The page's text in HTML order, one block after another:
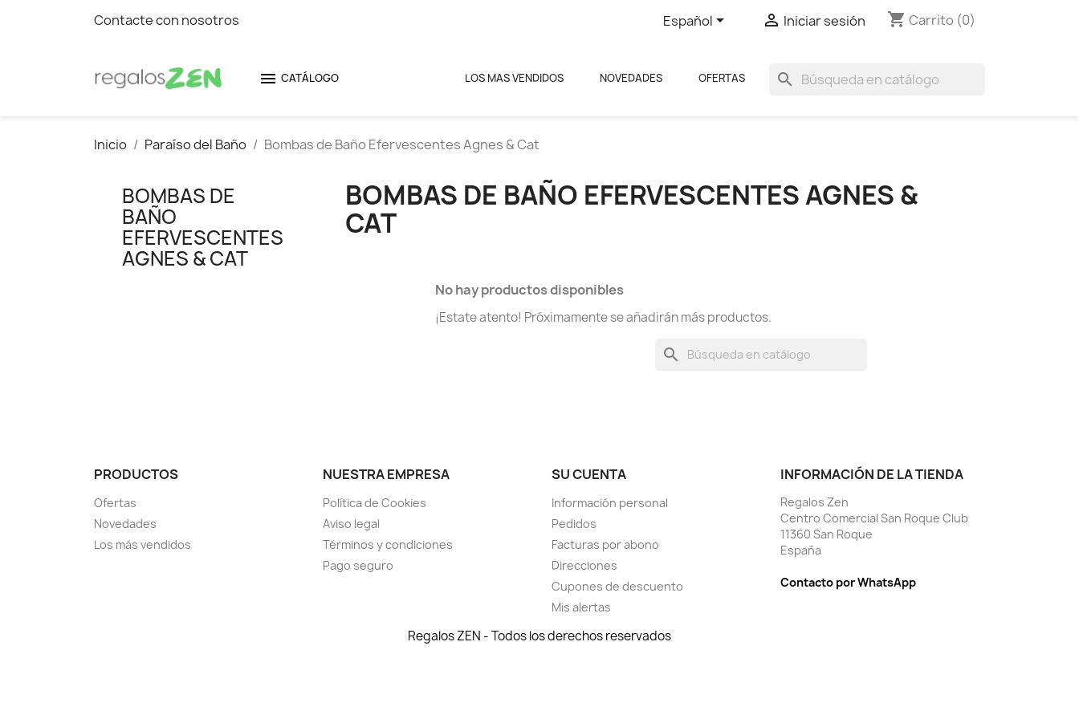
Contacte con nosotros Español  Iniciar sesión shopping_cart Carrito (0)
search
OFERTAS
NOVEDADES
LOS MAS VENDIDOS
 CATÁLOGO
Inicio Paraíso del Baño Bombas de Baño Efervescentes Agnes & Cat
BOMBAS DE
BAÑO
EFERVESCENTES
AGNES & CAT
BOMBAS DE BAÑO EFERVESCENTES AGNES &
CAT
No hay productos disponibles
¡Estate atento! Próximamente se añadirán más productos.
search
PRODUCTOS
Ofertas
Novedades
Los más vendidos
NUESTRA EMPRESA
Política de Cookies
Aviso legal
Términos y condiciones
Pago seguro
SU CUENTA
Información personal
Pedidos
Facturas por abono
Direcciones
Cupones de descuento
Mis alertas
INFORMACIÓN DE LA TIENDA
Regalos Zen
Centro Comercial San Roque Club
11360 San Roque
España
Contacto por WhatsApp
Regalos ZEN - Todos los derechos reservados